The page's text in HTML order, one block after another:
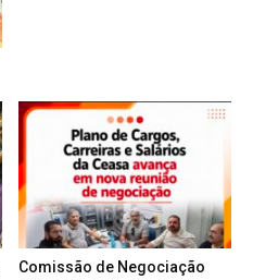
Comissão de Negociação